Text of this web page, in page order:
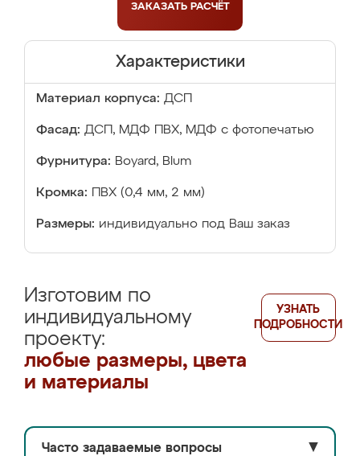
ЗАКАЗАТЬ РАСЧЁТ
Характеристики
Материал корпуса: ДСП
Фасад: ДСП, МДФ ПВХ, МДФ с фотопечатью
Фурнитура: Boyard, Blum
Кромка: ПВХ (0,4 мм, 2 мм)
Размеры: индивидуально под Ваш заказ
Изготовим по
индивидуальному
проекту:
любые размеры, цвета
и материалы
УЗНАТЬ
ПОДРОБНОСТИ
Часто задаваемые вопросы ▼